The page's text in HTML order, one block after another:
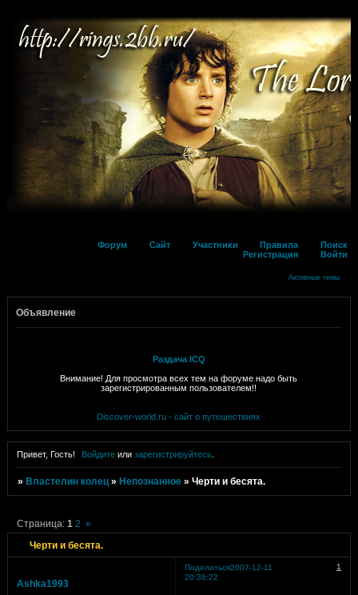
Форум Сайт Участники Правила
Поиск
Регистрация
Войти
Активные темы
Объявление
Раздача ICQ
Внимание! Для просмотра всех тем на форуме надо быть
зарегистрированным пользователем!!
Discover-world.ru - сайт о путешествиях
Привет, Гость! Войдите илизарегистрируйтесь
» Властелин колец » Непознанное »Черти и бесята.
Черти и бесята.
Страница:1 2 »
Поделиться 1
2007-12-11
20:36:22
Ashka1993